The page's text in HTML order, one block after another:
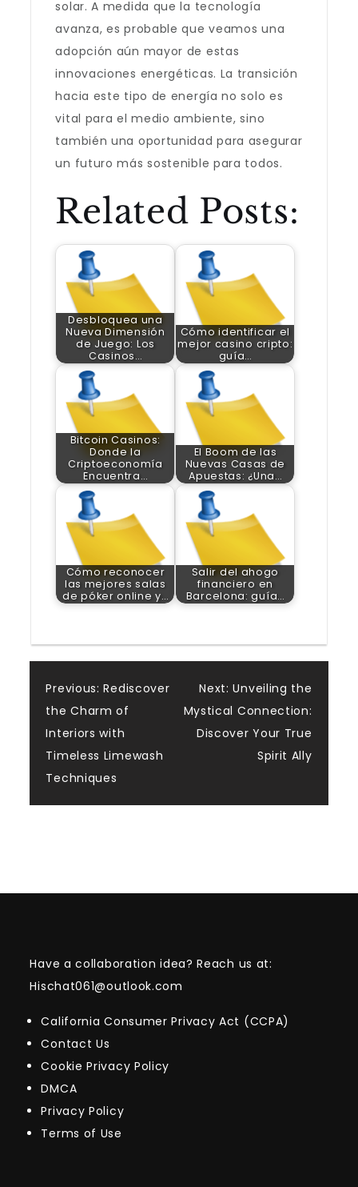
solar. A medida que la tecnología
avanza, es probable que veamos una
adopción aún mayor de estas
innovaciones energéticas. La transición
hacia este tipo de energía no solo es
vital para el medio ambiente, sino
también una oportunidad para asegurar
un futuro más sostenible para todos.
Related Posts:
Desbloquea una
Nueva Dimensión
de Juego: Los
Casinos…
Cómo identificar el
mejor casino cripto:
guía…
Bitcoin Casinos:
Donde la
Criptoeconomía
Encuentra…
El Boom de las
Nuevas Casas de
Apuestas: ¿Una…
Cómo reconocer
las mejores salas
de póker online y…
Salir del ahogo
financiero en
Barcelona: guía…
Post
navigation
Previous: Rediscover
the Charm of
Interiors with
Timeless Limewash
Techniques
Next: Unveiling the
Mystical Connection:
Discover Your True
Spirit Ally
Have a collaboration idea? Reach us at:
Hischat061@outlook.com
California Consumer Privacy Act (CCPA)
Contact Us
Cookie Privacy Policy
DMCA
Privacy Policy
Terms of Use